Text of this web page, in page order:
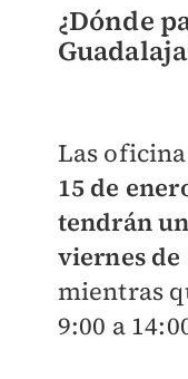
¿Dónde
Las
15 de
tendrán
viernes de
mientras
9:00 a